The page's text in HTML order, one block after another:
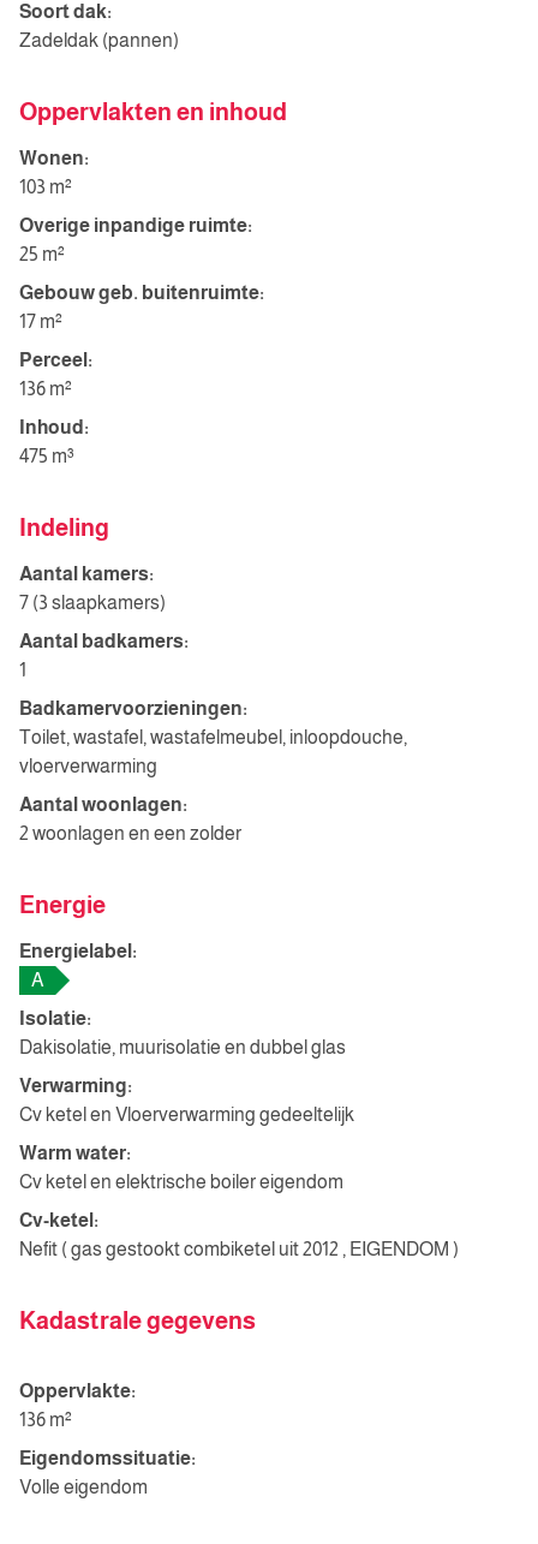
Soort dak:
Zadeldak (pannen)
Oppervlakten en inhoud
Wonen:
103 m²
Overige inpandige ruimte:
25 m²
Gebouw geb. buitenruimte:
17 m²
Perceel:
136 m²
Inhoud:
475 m³
Indeling
Aantal kamers:
7 (3 slaapkamers)
Aantal badkamers:
1
Badkamervoorzieningen:
Toilet, wastafel, wastafelmeubel, inloopdouche,
vloerverwarming
Aantal woonlagen:
2 woonlagen en een zolder
Energie
Energielabel:
A
Isolatie:
Dakisolatie, muurisolatie en dubbel glas
Verwarming:
Cv ketel en Vloerverwarming gedeeltelijk
Warm water:
Cv ketel en elektrische boiler eigendom
Cv-ketel:
Nefit ( gas gestookt combiketel uit 2012 , EIGENDOM )
Kadastrale gegevens
Oppervlakte:
136 m²
Eigendomssituatie:
Volle eigendom